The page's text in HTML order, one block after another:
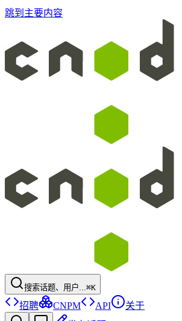
跳到主要内容
搜索话题、用户...⌘K
招聘 CNPM API
关于